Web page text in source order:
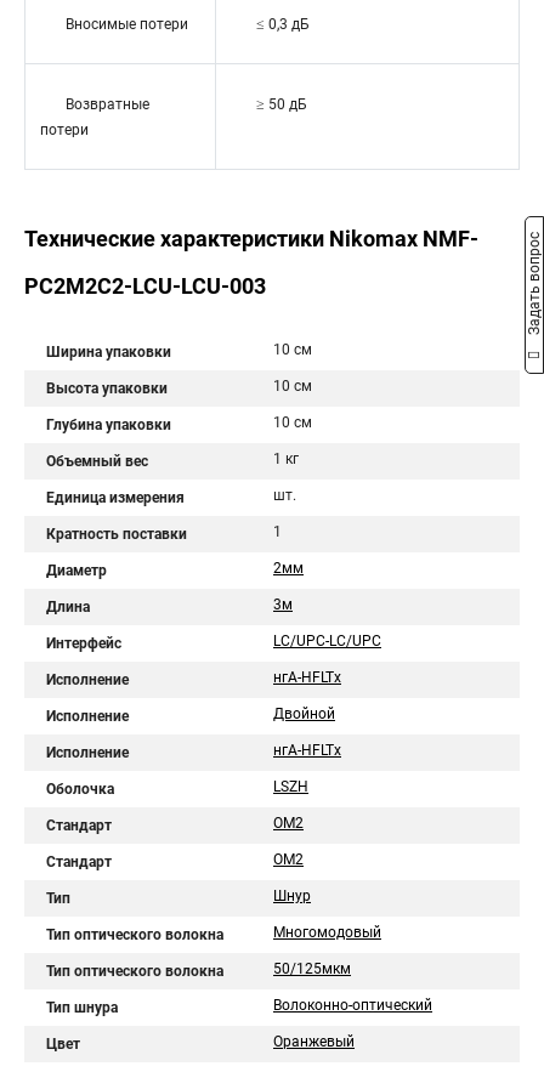
Вносимые потери ≤ 0,3 дБ
Возвратные
потери
≥ 50 дБ
Технические характеристики Nikomax NMF-
PC2M2C2-LCU-LCU-003
Ширина упаковки 10 см
Высота упаковки 10 см
Глубина упаковки 10 см
Объемный вес 1 кг
Единица измерения шт.
Кратность поставки 1
Диаметр 2мм
Длина 3м
Интерфейс LC/UPC-LC/UPC
Исполнение нгA-HFLTx
Исполнение Двойной
Исполнение нгА-HFLTx
Оболочка LSZH
Стандарт OM2
Стандарт ОМ2
Тип Шнур
Тип оптического волокна Многомодовый
Тип оптического волокна 50/125мкм
Тип шнура Волоконно-оптический
Цвет Оранжевый
Задать вопрос